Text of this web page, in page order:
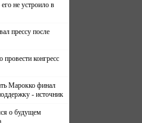
не устроило в
прессу после
провести конгресс
Марокко финал
- источник
о будущем